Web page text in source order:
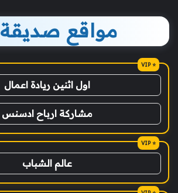
مواقع صديقة
اول اثنين ريادة اعمال
مشاركة ارباح ادسنس
عالم الشباب